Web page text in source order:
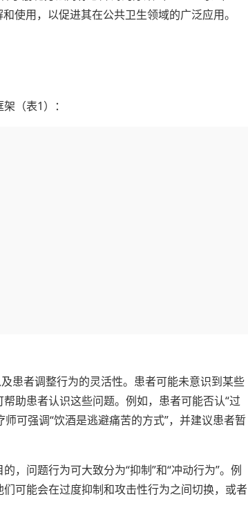
使用，以促进其在公共卫生领域的广泛应用。
（表1）：
患者调整行为的灵活性。患者可能未意识到某些
助患者认识这些问题。例如，患者可能否认“过
可强调“饮酒是逃避痛苦的方式”，并建议患者暂
，问题行为可大致分为“抑制”和“冲动行为”。例
可能会在过度抑制和攻击性行为之间切换，或者